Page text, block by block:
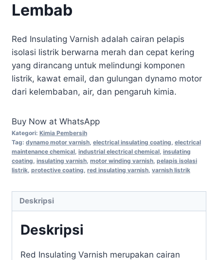
Lembab
Red Insulating Varnish adalah cairan pelapis
isolasi listrik berwarna merah dan cepat kering
yang dirancang untuk melindungi komponen
listrik, kawat email, dan gulungan dynamo motor
dari kelembaban, air, dan pengaruh kimia.
Buy Now at WhatsApp
Kategori: Kimia Pembersih
Tag: dynamo motor varnish electrical insulating coating electrical
maintenance chemical industrial electrical chemical insulating
coating insulating varnish motor winding varnish pelapis isolasi
listrik protective coating red insulating varnish varnish listrik
Deskripsi
Deskripsi
Red Insulating Varnish merupakan cairan